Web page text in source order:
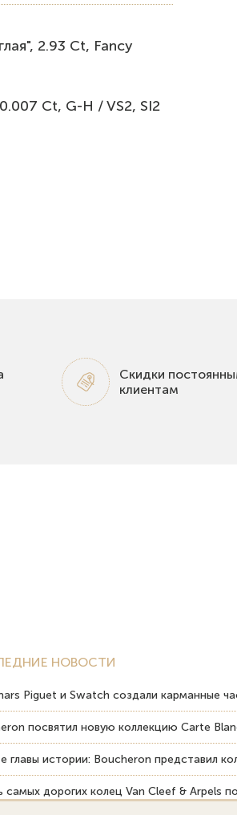
2.93 Ct, Fancy
Ct, G-H / VS2, SI2
Скидки
клиентам
НОВОСТИ
Piguet и Swatch создали карманные
посвятил новую коллекцию Carte
главы истории: Boucheron представил
самых дорогих колец Van Cleef & Arpels